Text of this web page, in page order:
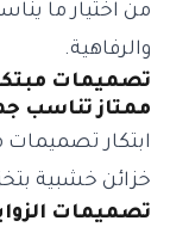
من اختيار ما
والرفاهية.
تصميمات
ممتاز تناسب
ابتكار
خزائن خشبية
تصميمات